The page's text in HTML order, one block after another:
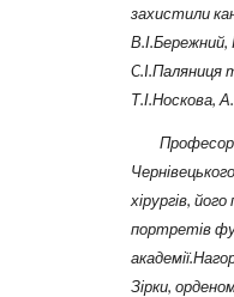
захистили
C.I.Паляниця
Т.І.Носкова,
Професор
хірургів,
портретів
Зірки,